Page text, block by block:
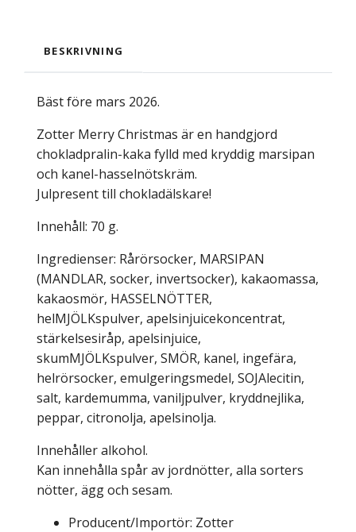
BESKRIVNING
Bäst före mars 2026.
Zotter Merry Christmas är en handgjord
chokladpralin-kaka fylld med kryddig marsipan
och kanel-hasselnötskräm.
Julpresent till chokladälskare!
Innehåll: 70 g.
Ingredienser: Rårörsocker, MARSIPAN
(MANDLAR, socker, invertsocker), kakaomassa,
kakaosmör, HASSELNÖTTER,
helMJÖLKspulver, apelsinjuicekoncentrat,
stärkelsesiråp, apelsinjuice,
skumMJÖLKspulver, SMÖR, kanel, ingefära,
helrörsocker, emulgeringsmedel, SOJAlecitin,
salt, kardemumma, vaniljpulver, kryddnejlika,
peppar, citronolja, apelsinolja.
Innehåller alkohol.
Kan innehålla spår av jordnötter, alla sorters
nötter, ägg och sesam.
Producent/Importör: Zotter